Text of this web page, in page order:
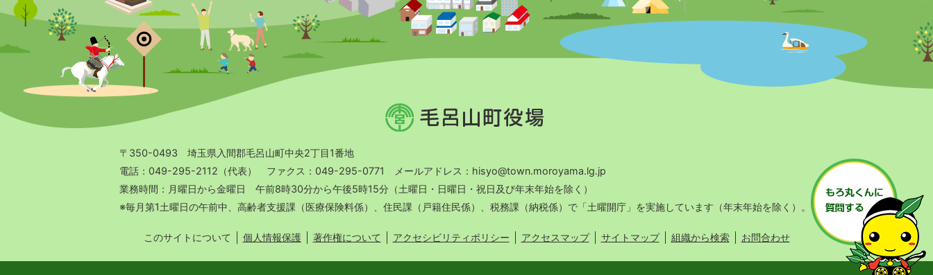
毛
呂
場
〒350-0493 埼玉県入間郡毛呂山町中央2丁目1番地
電話：049-295-2112（代表） ファクス：049-295-0771 メールアドレス：hisyo@town.moroyama.lg.jp
業務時間：月曜日から金曜日 午前8時30分から午後5時15分（土曜日・日曜日・祝日及び年末年始を除く）
※毎月第1土曜日の午前中、高齢者支援課（医療保険料係）、住民課（戸籍住民係）、税務課（納税係）で「土曜開庁」を実施しています（年末年始を除く）。
このサイトについて 個人情報保護 著作権について アクセシビリティポリシー アクセスマップ サイトマップ 組織から検索 お問合わせ